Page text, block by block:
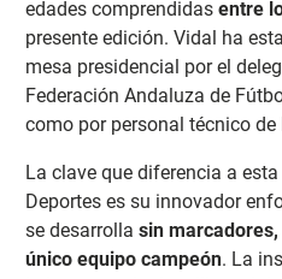
edades comprendidas entre
presente edición. Vidal ha
mesa presidencial por el
Federación Andaluza de
como por personal técnico
La clave que diferencia a
Deportes es su innovador
se desarrolla sin
único equipo campeón. La